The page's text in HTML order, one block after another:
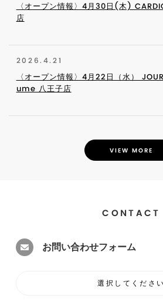
〈オープン情報〉4月30日(木)
店
2026.4.21
〈オープン情報〉4月22日（水）
ume 八王子店
VIEW MORE
CONTACT
お問い合わせフォーム
選択してください